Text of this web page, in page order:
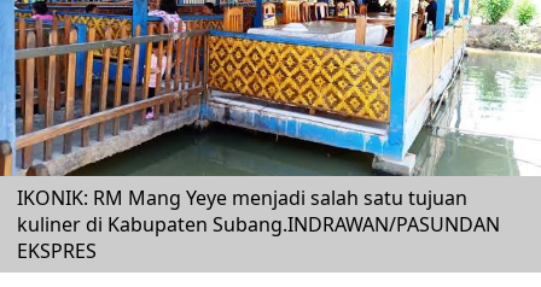
IKONIK: RM Mang Yeye menjadi salah satu tujuan
kuliner di Kabupaten Subang.INDRAWAN/PASUNDAN
EKSPRES